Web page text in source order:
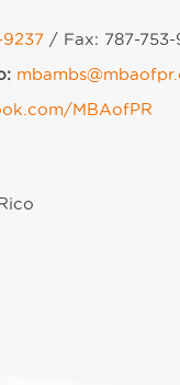
9237 / Fax: 787-753-
MBAofPR